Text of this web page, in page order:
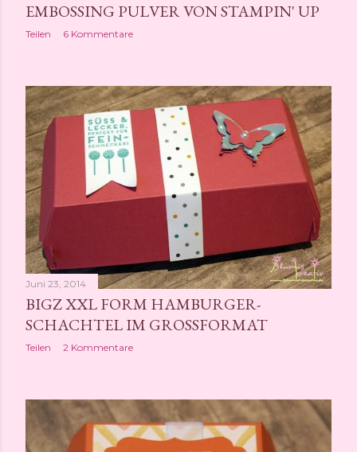
EMBOSSING PULVER VON STAMPIN' UP
Teilen 6 Kommentare
Juni 23, 2014
BIGZ XXL FORM HAMBURGER-
SCHACHTEL IM GROSSFORMAT
Teilen 2 Kommentare